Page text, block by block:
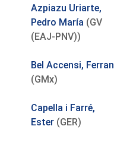
Azpiazu Uriarte,
Pedro María (GV
(EAJ-PNV))
Bel Accensi, Ferran
(GMx)
Capella i Farré,
Ester (GER)